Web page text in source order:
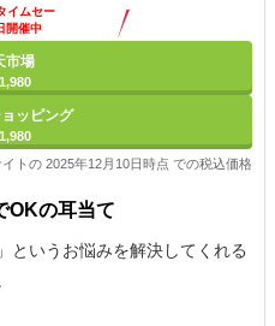
イムセー
開催中
市場
ッピング
トの 2025年12月10日時点 での税込価格
OKの耳当て
というお悩みを解決してくれる